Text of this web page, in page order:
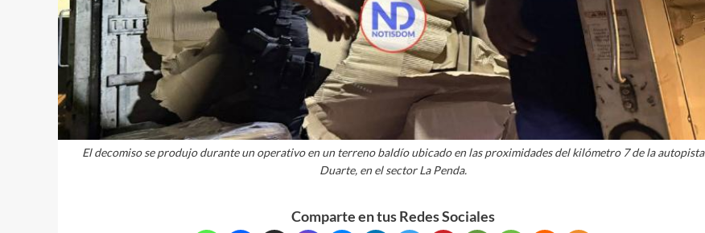
El decomiso se produjo durante un operativo en un terreno baldío ubicado en las proximidades del kilómetro 7 de la autopista
Duarte, en el sector La Penda.
Comparte en tus Redes Sociales